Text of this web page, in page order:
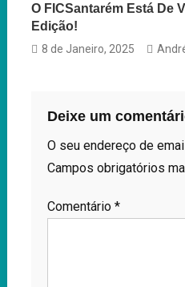
O FICSantarém Está De
Edição!
8 de Janeiro, 2025
Deixe um
O seu endereço de
Campos obrigatórios
Comentário *